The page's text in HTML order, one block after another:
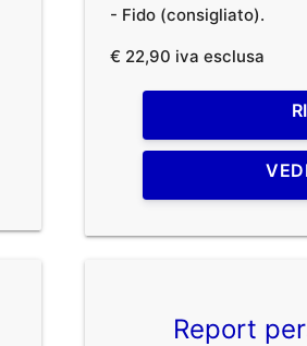
- Fido (consigliato).
€ 22,90 iva esclusa
Report